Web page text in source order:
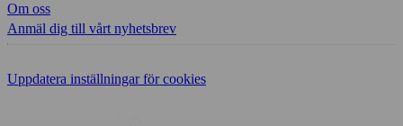
Om oss
Anmäl dig till vårt nyhetsbrev
Uppdatera inställningar för cookies